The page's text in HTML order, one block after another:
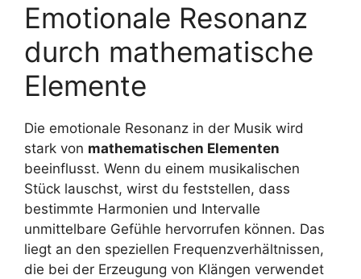
Emotionale Resonanz
durch mathematische
Elemente
Die emotionale Resonanz in der Musik wird
stark von mathematischen Elementen
beeinflusst. Wenn du einem musikalischen
Stück lauschst, wirst du feststellen, dass
bestimmte Harmonien und Intervalle
unmittelbare Gefühle hervorrufen können. Das
liegt an den speziellen Frequenzverhältnissen,
die bei der Erzeugung von Klängen verwendet